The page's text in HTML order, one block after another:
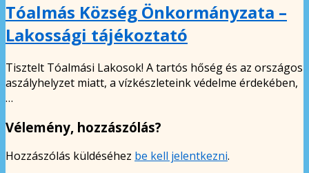
Tóalmás Község Önkormányzata –
Lakossági tájékoztató
Tisztelt Tóalmási Lakosok! A tartós hőség és az országos
aszályhelyzet miatt, a vízkészleteink védelme érdekében,
…
Vélemény, hozzászólás?
Hozzászólás küldéséhez be kell jelentkezni.